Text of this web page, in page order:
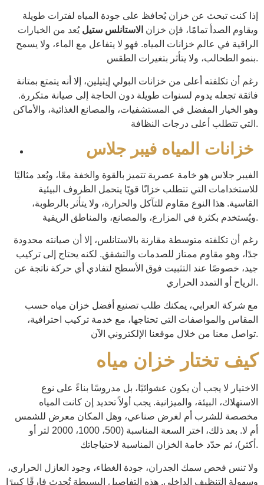
إذا كنت تبحث عن خزان يُحافظ على جودة المياه لفترات طويلة
ويقاوم الصدأ تمامًا، فإن خزان الاستانلس ستيل يُعد من الخيارات
الراقية في عالم خزانات المياه. فهو لا يتفاعل مع الماء، ولا يسمح
بنمو الطحالب، ولا يتأثر بتغيرات الطقس.
رغم أن تكلفته أعلى من خزانات البولي إيثيلين، إلا أنه يتمتع بمتانة
فائقة تجعله يدوم لسنوات طويلة دون الحاجة إلى صيانة متكررة.
وهو الخيار المفضل في المستشفيات، والمصانع الغذائية، والأماكن
التي تتطلب أعلى درجات النظافة.
الفيبر جلاس هو خامة عصرية تتميز بالقوة والخفة معًا، ويُعد مثاليًا
للاستخدامات التي تتطلب خزانًا قويًا يتحمل الظروف البيئية
القاسية. هذا النوع مقاوم للتآكل والحرارة، ولا يتأثر بالرطوبة،
ويُستخدم بكثرة في المزارع، والمصانع، والمناطق الريفية.
رغم أن تكلفته متوسطة مقارنة بالاستانلس، إلا أن صيانته محدودة
جدًا، وهو مقاوم ممتاز للصدمات والتشقق. لكنه يحتاج إلى تركيب
جيد، خصوصًا عند التثبيت فوق الأسطح لتفادي أي حركة ناتجة عن
الرياح أو التمدد الحراري.
مع شركة العرابي، يمكنك طلب تصنيع أفضل خزان مياه حسب
المقاس والمواصفات التي تحتاجها، مع خدمة تركيب احترافية،
تواصل معنا من خلال موقعنا الإلكتروني الآن.
كيف تختار خزان مياه
الاختيار لا يجب أن يكون عشوائيًا، بل مدروسًا بناءً على نوع
الاستهلاك، البيئة، والميزانية. يجب أولاً تحديد إن كانت المياه
مخصصة للشرب أم لغرض صناعي، وهل المكان معرض للشمس
أم لا. بعد ذلك، اختر السعة المناسبة (500، 1000، 2000 لتر أو
أكثر)، ثم حدّد خامة الخزان المناسبة لاحتياجاتك.
ولا تنس فحص سمك الجدران، جودة الغطاء، وجود العازل الحراري،
وسهولة التنظيف الداخلي. هذه التفاصيل البسيطة تُحدث فارقًا كبيرًا